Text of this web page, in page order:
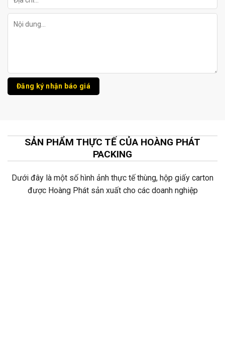
SẢN PHẨM THỰC TẾ CỦA HOÀNG PHÁT
PACKING
Dưới đây là một số hình ảnh thực tế thùng, hộp giấy carton
được Hoàng Phát sản xuất cho các doanh nghiệp